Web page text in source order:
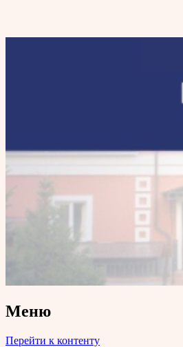
Меню
Перейти к контенту